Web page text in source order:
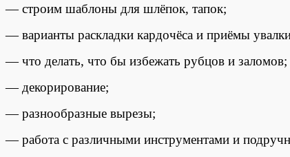
— строим шаблоны для шлёпок, тапок;
— варианты раскладки кардочёса и приёмы
— что делать, что бы избежать рубцов и заломов;
— декорирование;
— разнообразные вырезы;
— работа с различными инструментами и